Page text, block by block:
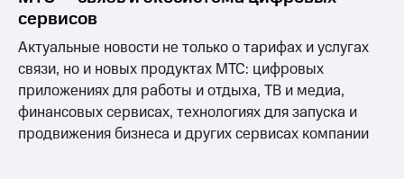
МТС
о технологиях
Достижения
Интервью
сервисов
Актуальные новости не только о тарифах и услугах
связи, но и новых продуктах МТС: цифровых
приложениях для работы и отдыха, ТВ и медиа,
финансовых сервисах, технологиях для запуска и
продвижения бизнеса и других сервисах компании